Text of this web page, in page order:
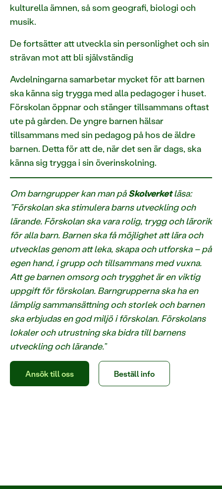
kulturella ämnen, så som geografi, biologi och
musik.
De fortsätter att utveckla sin personlighet och sin
strävan mot att bli självständig
Avdelningarna samarbetar mycket för att barnen
ska känna sig trygga med alla pedagoger i huset.
Förskolan öppnar och stänger tillsammans oftast
ute på gården. De yngre barnen hälsar
tillsammans med sin pedagog på hos de äldre
barnen. Detta för att de, när det sen är dags, ska
känna sig trygga i sin överinskolning.
Om barngrupper kan man påSkolverketläsa:
”Förskolan ska stimulera barns utveckling och
lärande. Förskolan ska vara rolig, trygg och lärorik
för alla barn. Barnen ska få möjlighet att lära och
utvecklas genom att leka, skapa och utforska – på
egen hand, i grupp och tillsammans med vuxna.
Att ge barnen omsorg och trygghet är en viktig
uppgift för förskolan. Barngrupperna ska ha en
lämplig sammansättning och storlek och barnen
ska erbjudas en god miljö i förskolan. Förskolans
lokaler och utrustning ska bidra till barnens
utveckling och lärande.”
Ansök till oss Beställ info